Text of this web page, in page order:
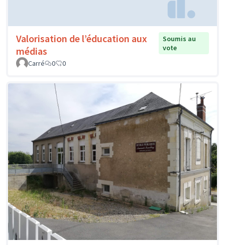
Valorisation de l’éducation aux
médias
Soumis au
vote
Carré
0 0